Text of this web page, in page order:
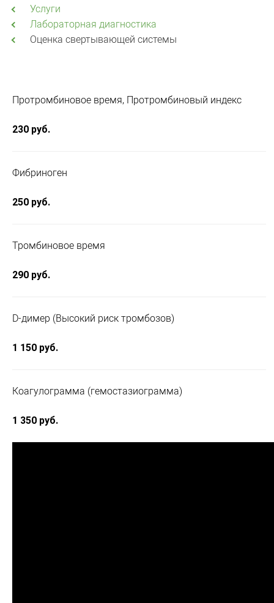
Услуги
Лабораторная диагностика
Оценка свертывающей системы
Протромбиновое время, Протромбиновый индекс
230 руб.
Фибриноген
250 руб.
Тромбиновое время
290 руб.
D-димер (Высокий риск тромбозов)
1 150 руб.
Коагулограмма (гемостазиограмма)
1 350 руб.